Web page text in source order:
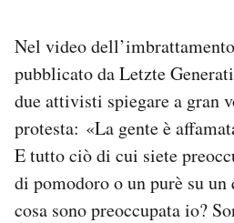
Nel video
pubblicato da Letzte
due attivisti spiegare a gran
protesta: «La gente è
E tutto ciò di cui siete
di pomodoro o un purè su un
cosa sono preoccupata io?